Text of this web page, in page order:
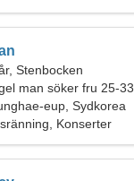
Stenbocken
man söker fru 25-33
eup, Sydkorea
Konserter